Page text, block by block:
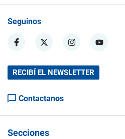
Seguinos
RECIBÍ EL NEWSLETTER
Contactanos
Secciones